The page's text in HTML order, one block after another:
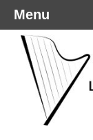
Menu